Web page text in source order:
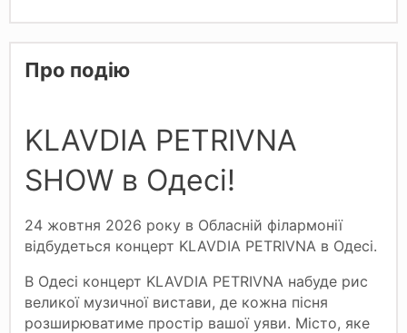
Про подію
KLAVDIA PETRIVNA
SHOW в Одесі!
24 жовтня 2026 року в Обласній філармонії
відбудеться концерт KLAVDIA PETRIVNA в Одесі.
В Одесі концерт KLAVDIA PETRIVNA набуде рис
великої музичної вистави, де кожна пісня
розширюватиме простір вашої уяви. Місто, яке